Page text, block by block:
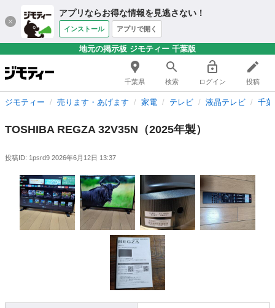
アプリならお得な情報を見逃さない！
インストール アプリで開く
地元の掲示板 ジモティー 千葉版
千葉県 検索 ログイン 投稿
ジモティー 売ります・あげます 家電 テレビ 液晶テレビ 千
TOSHIBA REGZA 32V35N（2025年製）
投稿ID: 1psrd9 2026年6月12日 13:37